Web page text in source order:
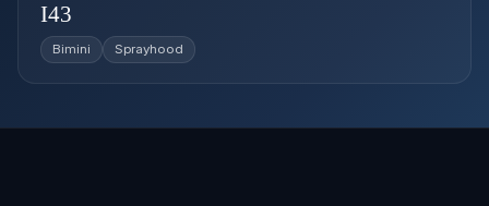
I43
Bimini Sprayhood